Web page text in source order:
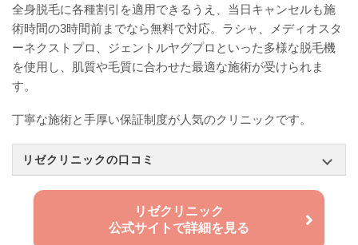
全身脱毛に各種割引を適用できるうえ、当日キャンセルも施
術時間の3時間前までなら無料で対応。ラシャ、メディオスタ
ーネクストプロ、ジェントルヤグプロといった多様な脱毛機
を使用し、肌質や毛質に合わせた最適な施術が受けられま
す。
丁寧な施術と手厚い保証制度が人気のクリニックです。
リゼクリニックの口コミ
リゼクリニック
公式サイトで詳細を見る